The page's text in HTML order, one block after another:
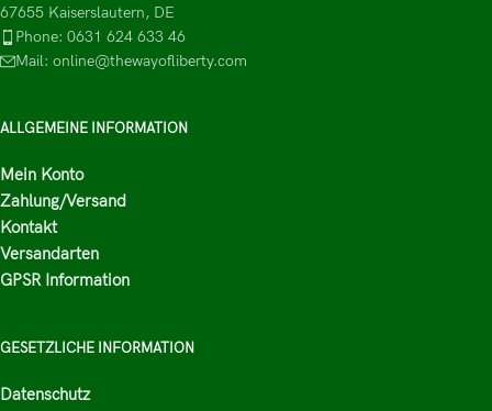
67655 Kaiserslautern, DE
Phone: 0631 624 633 46
Mail: online@thewayofliberty.com
ALLGEMEINE INFORMATION
Mein Konto
Zahlung/Versand
Kontakt
Versandarten
GPSR Information
GESETZLICHE INFORMATION
Datenschutz